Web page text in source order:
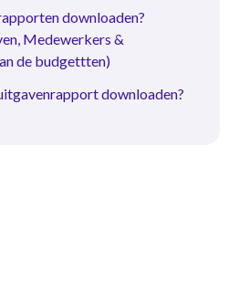
downloaden?
Medewerkers &
de budgettten)
downloaden?